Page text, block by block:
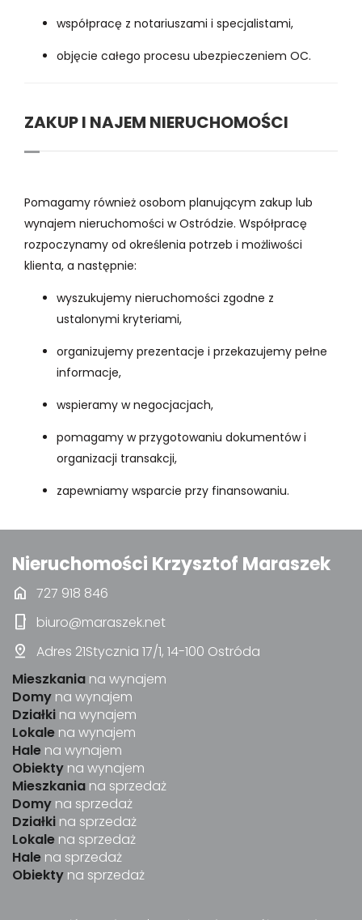
współpracę z notariuszami i specjalistami,
objęcie całego procesu ubezpieczeniem OC.
ZAKUP I NAJEM NIERUCHOMOŚCI
Pomagamy również osobom planującym zakup lub
wynajem nieruchomości w Ostródzie. Współpracę
rozpoczynamy od określenia potrzeb i możliwości
klienta, a następnie:
wyszukujemy nieruchomości zgodne z
ustalonymi kryteriami,
organizujemy prezentacje i przekazujemy pełne
informacje,
wspieramy w negocjacjach,
pomagamy w przygotowaniu dokumentów i
organizacji transakcji,
zapewniamy wsparcie przy finansowaniu.
Nieruchomości Krzysztof Maraszek
home 727 918 846
phone_iphone biuro@maraszek.net
pin_drop
Adres 21Stycznia 17/1, 14-100 Ostróda
Mieszkania na wynajem
Domy na wynajem
Działki na wynajem
Lokale na wynajem
Hale na wynajem
Obiekty na wynajem
Mieszkania na sprzedaż
Domy na sprzedaż
Działki na sprzedaż
Lokale na sprzedaż
Hale na sprzedaż
Obiekty na sprzedaż